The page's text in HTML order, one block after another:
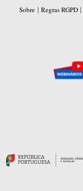
Sobre | Regras RGPD|